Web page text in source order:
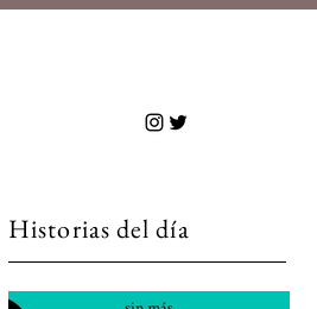
Historias del día